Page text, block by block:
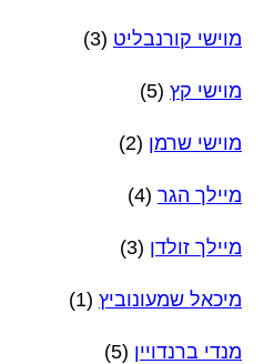
מוישי קורנבליט (3)
מוישי קץ (5)
מוישי שרמן (2)
מיילך הגר (4)
מיילך זולדן (3)
מיכאל שמעונוביץ (1)
מנדי ברנדויין (5)